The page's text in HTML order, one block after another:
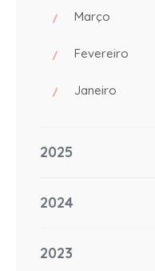
Março
Fevereiro
Janeiro
2025
2024
2023